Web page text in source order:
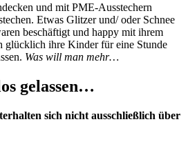
und mit PME-Ausstechern
Etwas Glitzer und/ oder Schnee
beschäftigt und happy mit ihrem
glücklich ihre Kinder für eine Stunde
Was will man mehr…
gelassen…
sich nicht ausschließlich über